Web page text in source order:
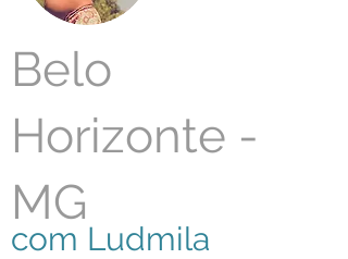
Belo
Horizonte -
MG
com Ludmila